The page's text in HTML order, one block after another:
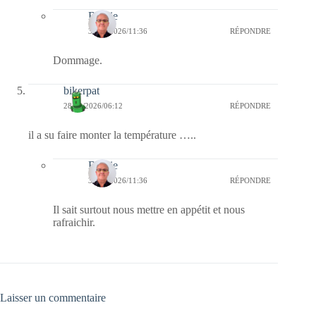
Bernie
31/05/2026/11:36 RÉPONDRE
Dommage.
bikerpat
28/05/2026/06:12 RÉPONDRE
il a su faire monter la température …..
Bernie
31/05/2026/11:36 RÉPONDRE
Il sait surtout nous mettre en appétit et nous
rafraichir.
Laisser un commentaire